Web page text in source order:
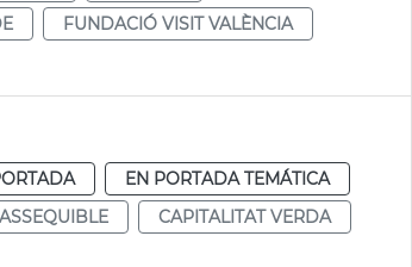
FUNDACIÓ VISIT VALÈNCIA
EN PORTADA TEMÁTICA
CAPITALITAT VERDA